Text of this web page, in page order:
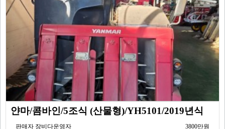
얀마/콤바인/5조식 (산물형)/YH5101/2019년식
판매자 장비다운영자 3800만원